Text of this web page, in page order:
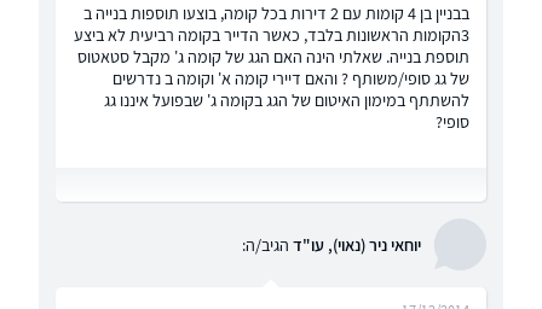
בבניין בן 4 קומות עם 2 דירות בכל קומה, בוצעו תוספות בנייה ב
3הקומות הראשונות בלבד, כאשר הדייר בקומה רביעית לא ביצע
תוספת בנייה. שאלתי הינה האם הגג של קומה ג' מקבל סטאטוס
של גג סופי/משותף ? והאם דיירי קומה א' וקומה ב נדרשים
להשתתף במימון האיטום של הגג בקומה ג' שבפועל איננו גג
סופי?
יוחאי ניר (נאוי), עו"ד הגיב/ה: